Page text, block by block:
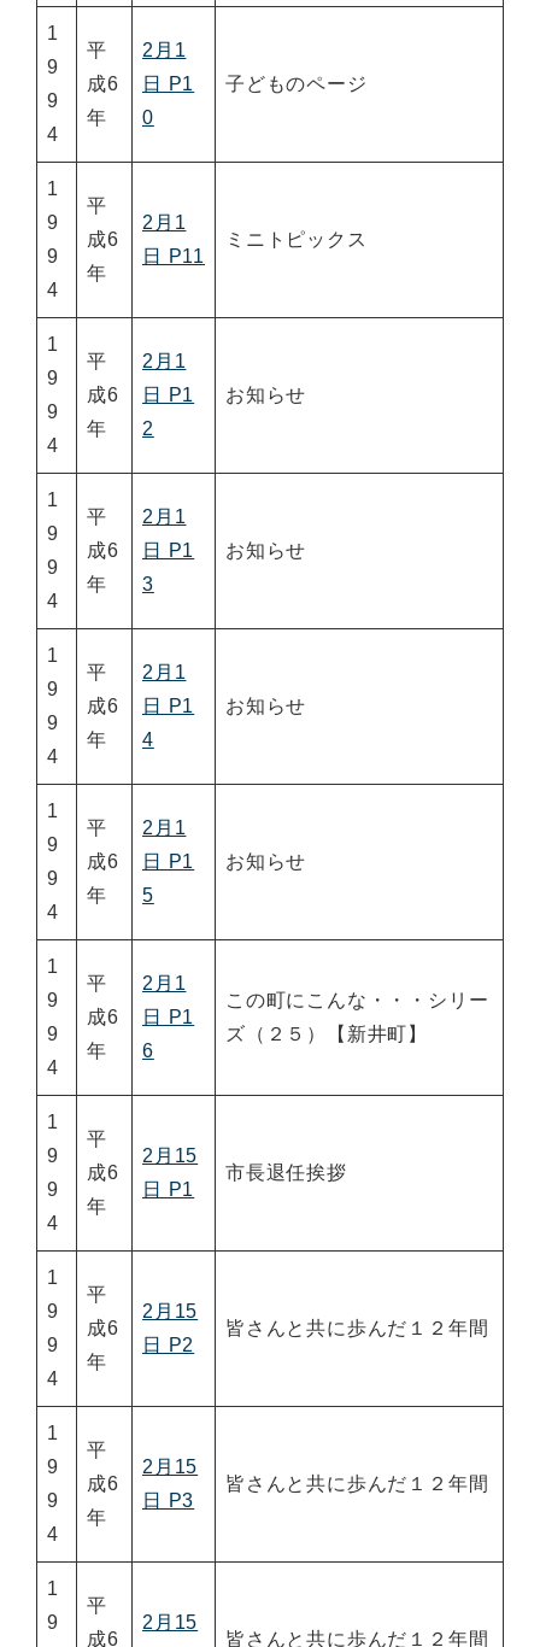
1
9
9
4
平
成6
年
2月1
日 P1
0
子どものページ
1
9
9
4
平
成6
年
2月1
日 P11
ミニトピックス
1
9
9
4
平
成6
年
2月1
日 P1
2
お知らせ
1
9
9
4
平
成6
年
2月1
日 P1
3
お知らせ
1
9
9
4
平
成6
年
2月1
日 P1
4
お知らせ
1
9
9
4
平
成6
年
2月1
日 P1
5
お知らせ
1
9
9
4
平
成6
年
2月1
日 P1
6
この町にこんな・・・シリー
ズ（２５）【新井町】
1
9
9
4
平
成6
年
2月15
日 P1
市長退任挨拶
1
9
9
4
平
成6
年
2月15
日 P2
皆さんと共に歩んだ１２年間
1
9
9
4
平
成6
年
2月15
日 P3
皆さんと共に歩んだ１２年間
1
9
平
成6
2月15
皆さんと共に歩んだ１２年間